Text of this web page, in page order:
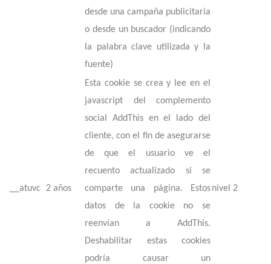
desde una campaña publicitaria
o desde un buscador (indicando
la palabra clave utilizada y la
fuente)
__atuvc 2 años
Esta cookie se crea y lee en el
javascript del complemento
social AddThis en el lado del
cliente, con el fin de asegurarse
de que el usuario ve el
recuento actualizado si se
comparte una página. Estos
datos de la cookie no se
reenvían a AddThis.
Deshabilitar estas cookies
podría causar un
nivel 2